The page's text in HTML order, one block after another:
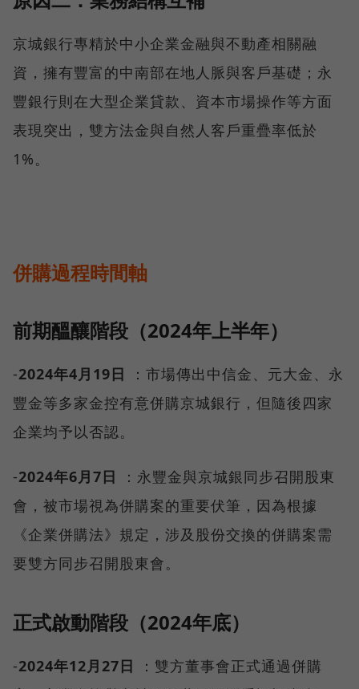
京城銀行專精於中小企業金融與不動產相關融
資，擁有豐富的中南部在地人脈與客戶基礎；永
豐銀行則在大型企業貸款、資本市場操作等方面
表現突出，雙方法金與自然人客戶重疊率低於
1%。
併購過程時間軸
前期醞釀階段（2024年上半年）
-2024年4月19日
：市場傳出中信金、元大金、永
豐金等多家金控有意併購京城銀行，但隨後四家
企業均予以否認。
-2024年6月7日
：永豐金與京城銀同步召開股東
會，被市場視為併購案的重要伏筆，因為根據
《企業併購法》規定，涉及股份交換的併購案需
要雙方同步召開股東會。
正式啟動階段（2024年底）
-2024年12月27日
：雙方董事會正式通過併購